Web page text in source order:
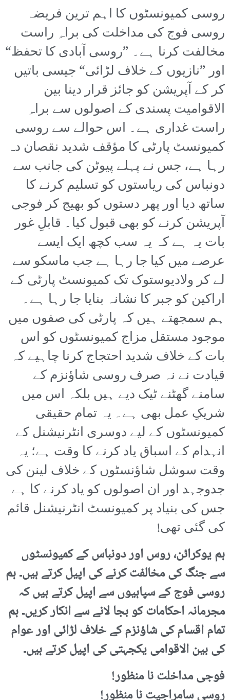
روسی کمیونسٹوں کا اہم ترین فریضہ
روسی فوج کی مداخلت کی براہِ راست
مخالفت کرنا ہے۔ ”روسی آبادی کا تحفظ“
اور ”نازیوں کے خلاف لڑائی“ جیسی باتیں
کر کے آپریشن کو جائز قرار دینا بین
الاقوامیت پسندی کے اصولوں سے براہِ
راست غداری ہے۔ اس حوالے سے روسی
کمیونسٹ پارٹی کا مؤقف شدید نقصان دہ
رہا ہے، جس نے پہلے پیوٹن کی جانب سے
دونباس کی ریاستوں کو تسلیم کرنے کا
ساتھ دیا اور پھر دستوں کو بھیج کر فوجی
آپریشن کرنے کو بھی قبول کیا۔ قابلِ غور
بات یہ ہے کہ یہ سب کچھ ایک ایسے
عرصے میں کیا جا رہا ہے جب ماسکو سے
لے کر ولادیوستوک تک کمیونسٹ پارٹی کے
اراکین کو جبر کا نشانہ بنایا جا رہا ہے۔
ہم سمجھتے ہیں کہ پارٹی کی صفوں میں
موجود مستقل مزاج کمیونسٹوں کو اس
بات کے خلاف شدید احتجاج کرنا چاہیے کہ
قیادت نے نہ صرف روسی شاؤنزم کے
سامنے گھٹنے ٹیک دیے ہیں بلکہ اس میں
شریکِ عمل بھی ہے۔ یہ تمام حقیقی
کمیونسٹوں کے لیے دوسری انٹرنیشنل کے
انہدام کے اسباق یاد کرنے کا وقت ہے؛ یہ
وقت سوشل شاؤنسٹوں کے خلاف لینن کی
جدوجہد اور ان اصولوں کو یاد کرنے کا ہے
جس کی بنیاد پر کمیونسٹ انٹرنیشنل قائم
کی گئی تھی!
ہم یوکرائن، روس اور دونباس کے کمیونسٹوں
سے جنگ کی مخالفت کرنے کی اپیل کرتے ہیں۔ ہم
روسی فوج کے سپاہیوں سے اپیل کرتے ہیں کہ
مجرمانہ احکامات کو بجا لانے سے انکار کریں۔ ہم
تمام اقسام کی شاؤنزم کے خلاف لڑائی اور عوام
کی بین الاقوامی یکجہتی کی اپیل کرتے ہیں۔
فوجی مداخلت نا منظور!
روسی سامراجیت نا منظور!